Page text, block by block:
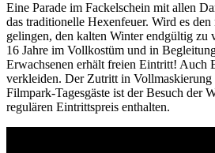
Eine Parade im Fackelschein mit allen
das traditionelle Hexenfeuer. Wird es den
gelingen, den kalten Winter endgültig zu
16 Jahre im Vollkostüm und in
Erwachsenen erhält freien Eintritt! Auch
verkleiden. Der Zutritt in Vollmaskierung
Filmpark-Tagesgäste ist der Besuch der
regulären Eintrittspreis enthalten.